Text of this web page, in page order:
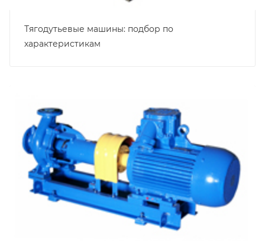
Тягодутьевые машины: подбор по
характеристикам